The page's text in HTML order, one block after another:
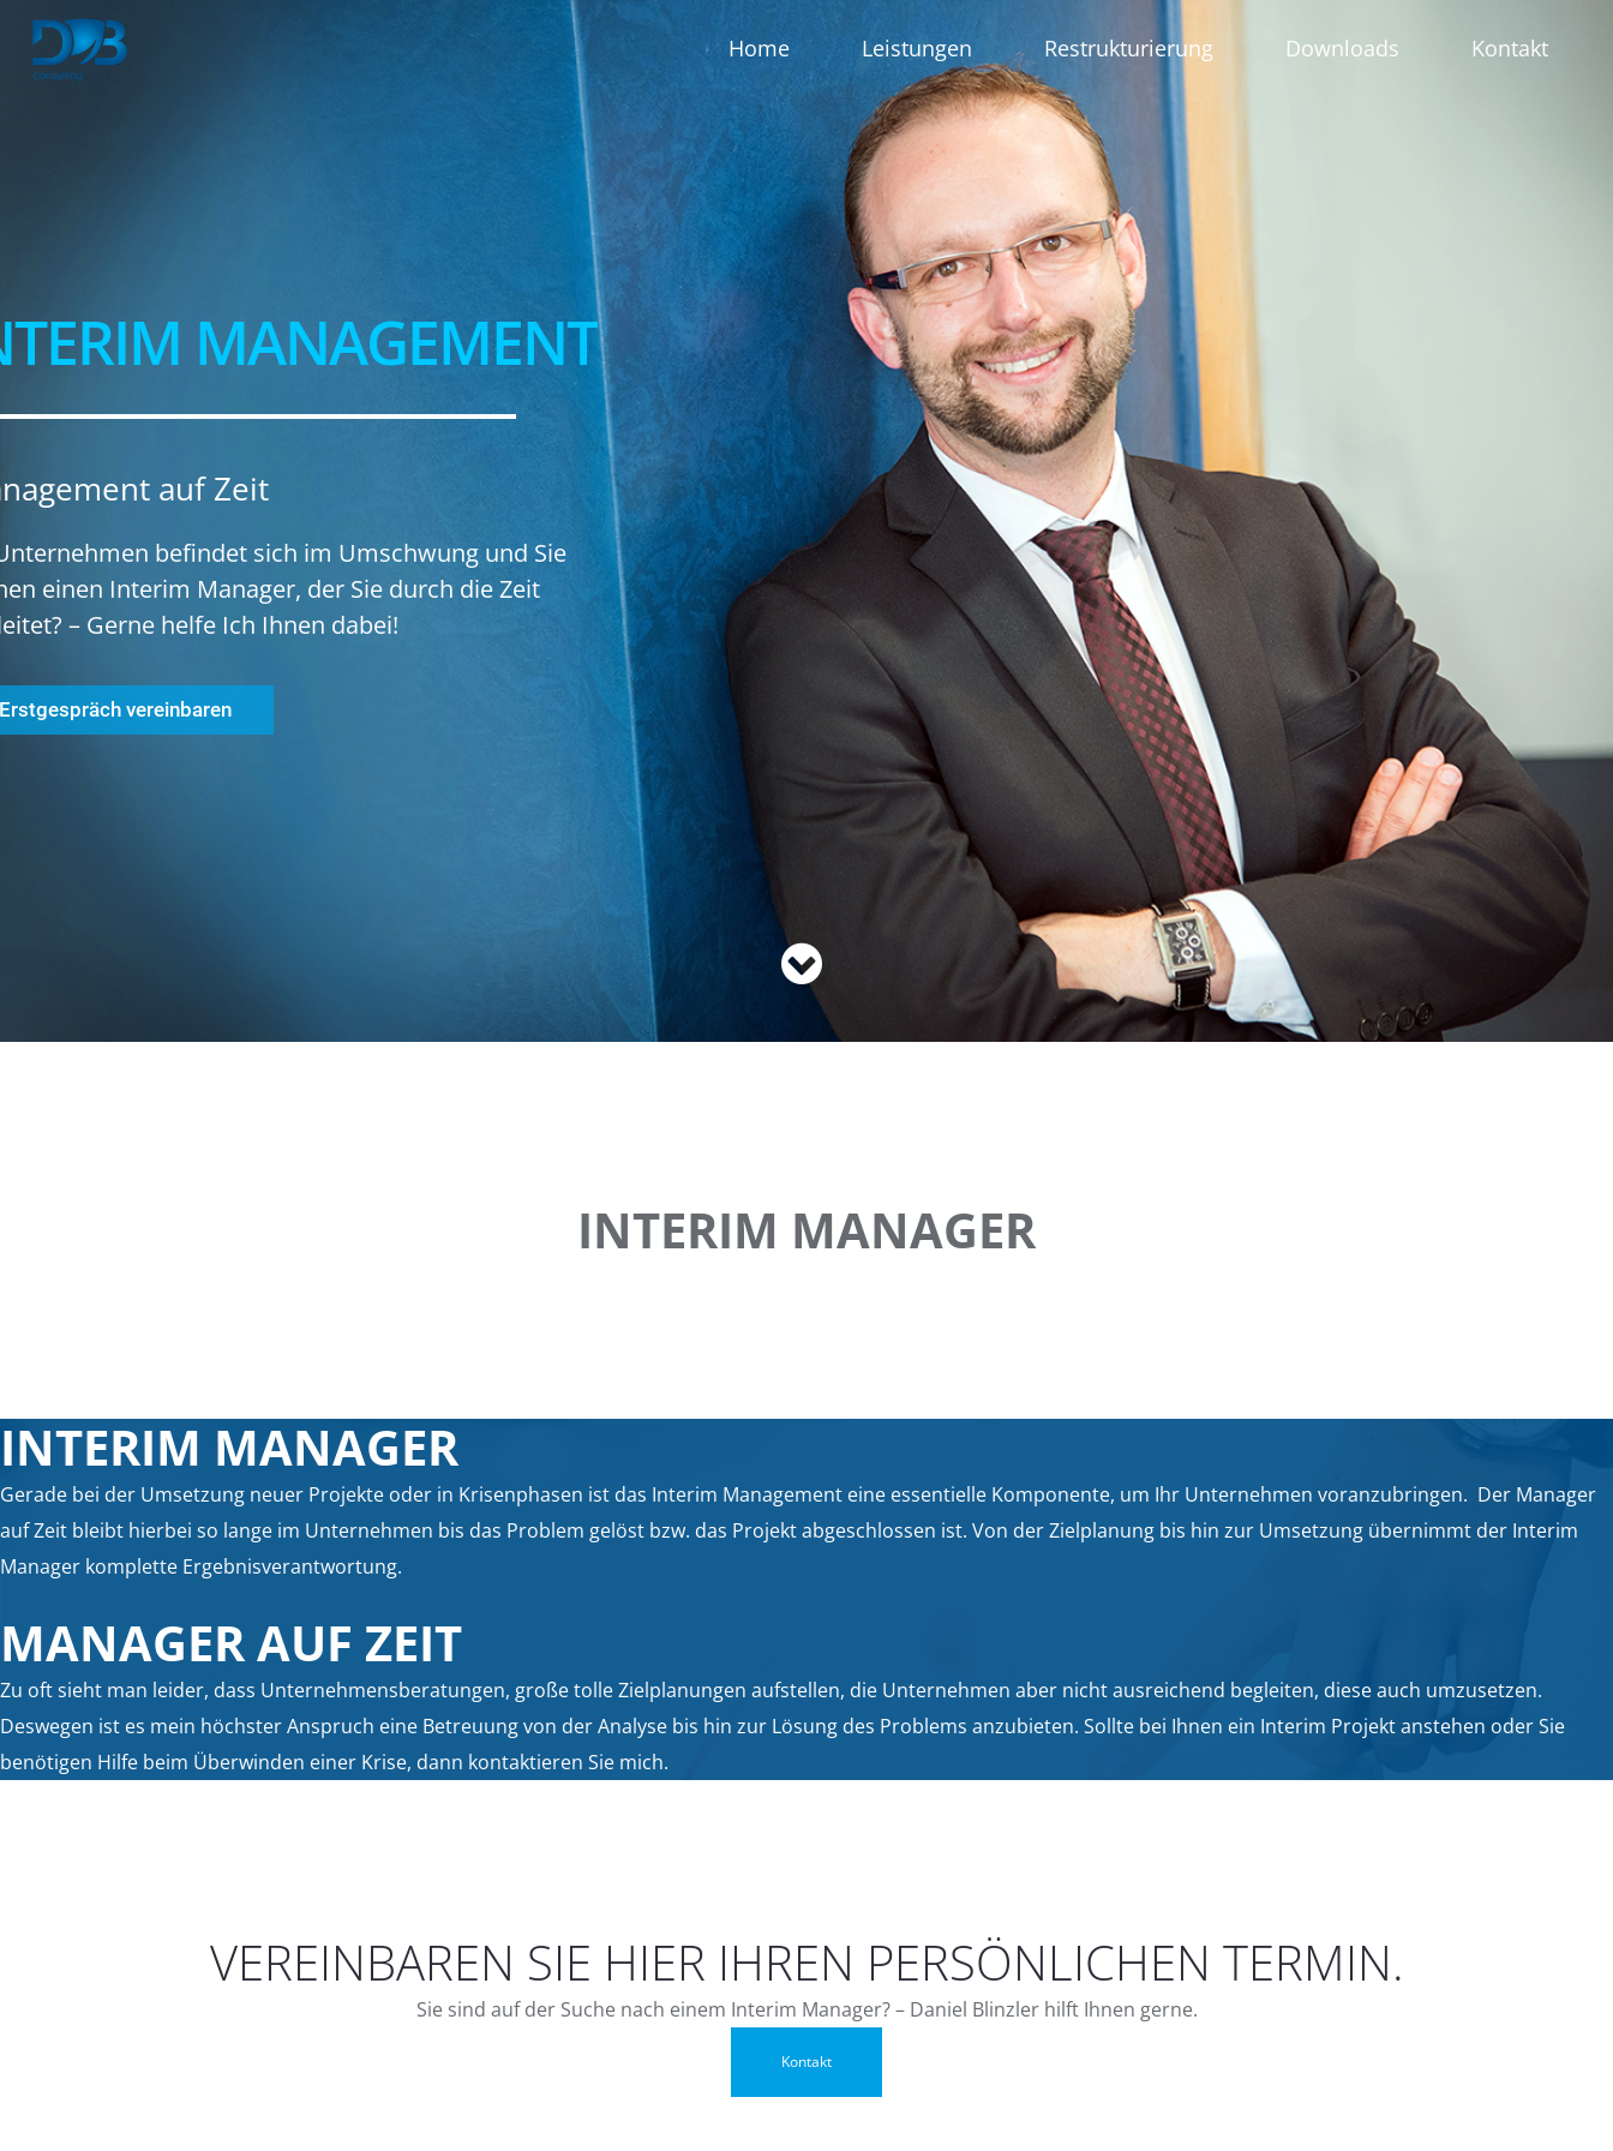
Home Leistungen Restrukturierung Downloads Kontakt
MANAGEMENT
auf Zeit
Erstgespräch vereinbaren
befindet sich im Umschwung und Sie
einen Interim Manager, der Sie durch die Zeit
– Gerne helfe Ich Ihnen dabei!
INTERIM MANAGER
INTERIM MANAGER
Gerade bei der Umsetzung neuer Projekte oder in Krisenphasen ist das Interim Management eine essentielle Komponente, um Ihr Unternehmen voranzubringen. Der Manager
auf Zeit bleibt hierbei so lange im Unternehmen bis das Problem gelöst bzw. das Projekt abgeschlossen ist. Von der Zielplanung bis hin zur Umsetzung übernimmt der Interim
Manager komplette Ergebnisverantwortung.
MANAGER AUF ZEIT
Zu oft sieht man leider, dass Unternehmensberatungen, große tolle Zielplanungen aufstellen, die Unternehmen aber nicht ausreichend begleiten, diese auch umzusetzen.
Deswegen ist es mein höchster Anspruch eine Betreuung von der Analyse bis hin zur Lösung des Problems anzubieten. Sollte bei Ihnen ein Interim Projekt anstehen oder Sie
benötigen Hilfe beim Überwinden einer Krise, dann kontaktieren Sie mich.
VEREINBAREN SIE HIER IHREN PERSÖNLICHEN TERMIN.
Sie sind auf der Suche nach einem Interim Manager? – Daniel Blinzler hilft Ihnen gerne.
Kontakt